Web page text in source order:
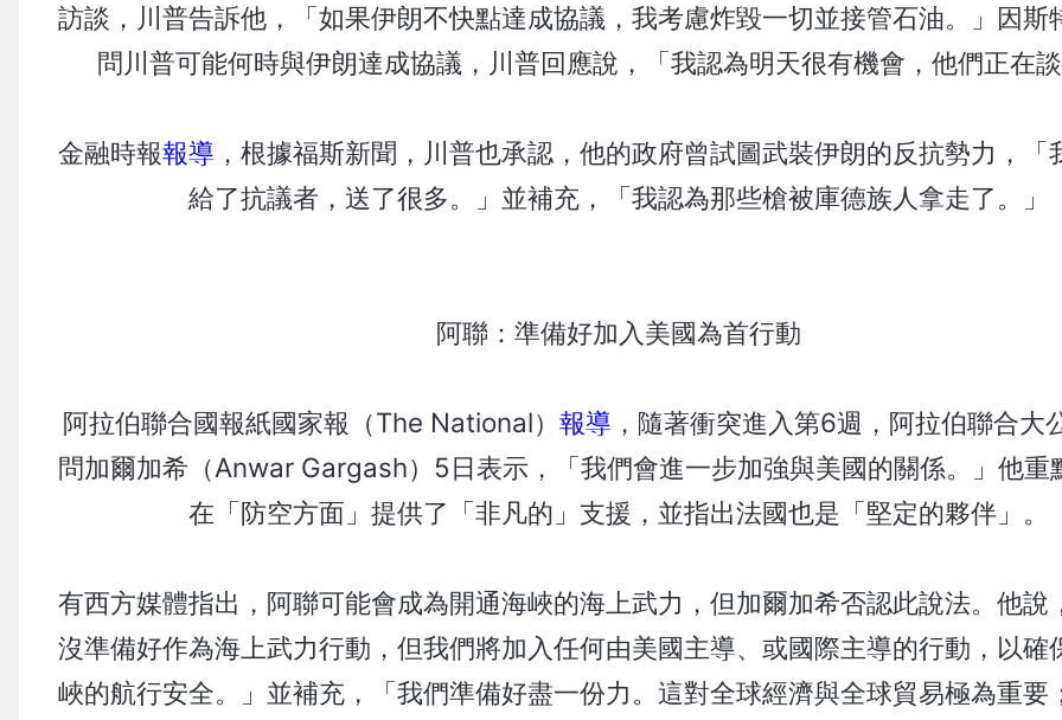
訪談，川普告訴他，「如果伊朗不快點達成協議，我考慮炸毀一切並接管石油。」因斯
問川普可能何時與伊朗達成協議，川普回應說，「我認為明天很有機會，他們正在
金融時報報導 ，根據福斯新聞，川普也承認，他的政府曾試圖武裝伊朗的反抗勢力，「
給了抗議者，送了很多。」並補充，「我認為那些槍被庫德族人拿走了。」
阿聯：準備好加入美國為首行動
阿拉伯聯合國報紙國家報（The National） 報導 ，隨著衝突進入第6週，阿拉伯聯合大
問加爾加希（Anwar Gargash）5日表示，「我們會進一步加強與美國的關係。」他重
在「防空方面」提供了「非凡的」支援，並指出法國也是「堅定的夥伴」。
有西方媒體指出，阿聯可能會成為開通海峽的海上武力，但加爾加希否認此說法。他說
沒準備好作為海上武力行動，但我們將加入任何由美國主導、或國際主導的行動，以確
峽的航行安全。」並補充，「我們準備好盡一份力。這對全球經濟與全球貿易極為重要